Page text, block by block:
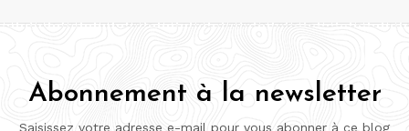
Abonnement à la newsletter
Saisissez votre adresse e-mail pour vous abonner à ce blog